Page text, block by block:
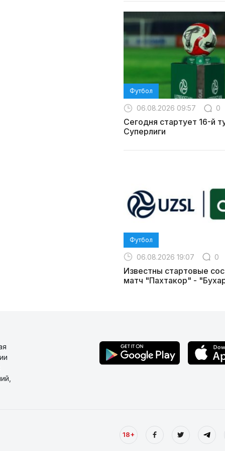
Футбол
06.08.2026 09:57 0
Сегодня стартует 16-й
Суперлиги
Футбол
06.08.2026 19:07 0
Известны стартовые
матч "Пахтакор" -
18+